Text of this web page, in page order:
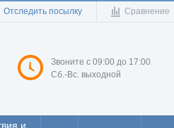
Отследить посылку Сравнение
Звоните с 09:00 до 17:00
Сб.-Вс. выходной
и